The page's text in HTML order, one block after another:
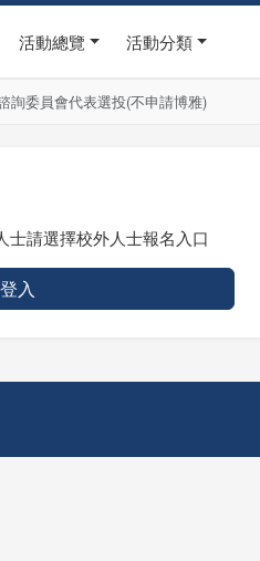
活動總覽 活動分類
詢委員會代表選投(不申請博雅)
士請選擇校外人士報名入口
入